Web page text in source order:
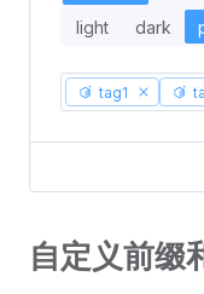
light
dark
tag1
自定义前缀